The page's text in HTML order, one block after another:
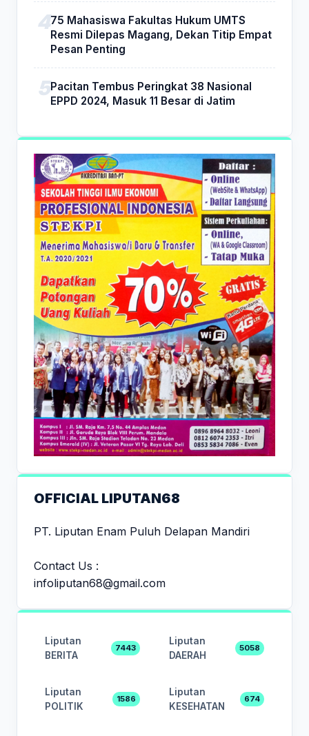
75 Mahasiswa Fakultas Hukum UMTS
Resmi Dilepas Magang, Dekan Titip Empat
Pesan Penting
Pacitan Tembus Peringkat 38 Nasional
EPPD 2024, Masuk 11 Besar di Jatim
OFFICIAL LIPUTAN68
PT. Liputan Enam Puluh Delapan Mandiri
Contact Us :
infoliputan68@gmail.com
Liputan
BERITA
7443
Liputan
DAERAH
5058
Liputan
POLITIK
1586
Liputan
KESEHATAN
674